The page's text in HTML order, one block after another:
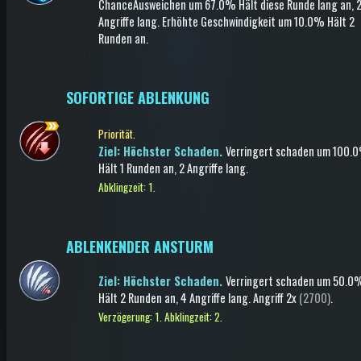
ChanceAusweichen um 67.0% Hält diese Runde lang an, 2
Angriffe lang.Erhöhte Geschwindigkeit um 10.0% Hält 2
Runden an.
SOFORTIGE ABLENKUNG
Priorität.
Ziel: Höchster Schaden.Verringert schaden um
Hält 1 Runden an, 2 Angriffe lang.
Abklingzeit: 1.
ABLENKENDER ANSTURM
Ziel: Höchster Schaden.Verringert schaden um
Hält 2 Runden an, 4 Angriffe lang.Angriff2x(2700).
Verzögerung: 1.Abklingzeit: 2.